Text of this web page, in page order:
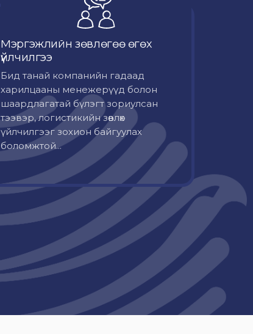
Мэргэжлийн зөвлөгөө өгөх
үйлчилгээ
Бид танай компанийн гадаад
харилцааны менежерүүд болон
шаардлагатай бүлэгт зориулсан
тээвэр, логистикийн зөвлөх
үйлчилгээг зохион байгуулах
боломжтой...